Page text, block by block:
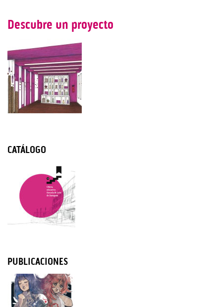
Descubre un proyecto
CATÁLOGO
PUBLICACIONES